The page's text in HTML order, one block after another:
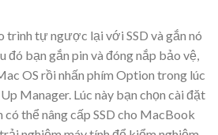
trình tự ngược lại với SSD và gắn nó
đó bạn gắn pin và đóng nắp bảo vệ,
OS rồi nhấn phím Option trong lúc
Manager. Lúc này bạn chọn cài đặt
có thể nâng cấp SSD cho MacBook